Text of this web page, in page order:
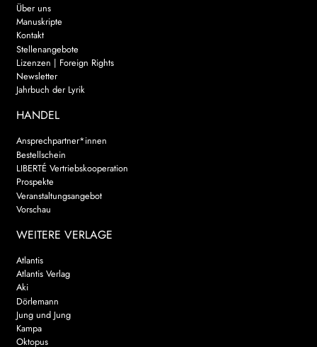
Über uns
Manuskripte
Kontakt
Stellenangebote
Lizenzen | Foreign Rights
Newsletter
Jahrbuch der Lyrik
HANDEL
Ansprechpartner*innen
Bestellschein
LIBERTÉ Vertriebskooperation
Prospekte
Veranstaltungsangebot
Vorschau
WEITERE VERLAGE
Atlantis
Atlantis Verlag
Aki
Dörlemann
Jung und Jung
Kampa
Oktopus